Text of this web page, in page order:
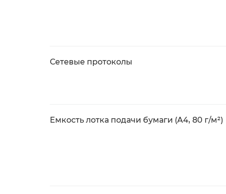
Сетевые протоколы
Емкость лотка подачи бумаги (A4, 80 г/м²)